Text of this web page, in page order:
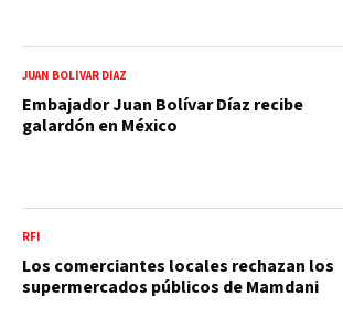
JUAN BOLÍVAR DÍAZ
Embajador Juan Bolívar Díaz recibe
galardón en México
RFI
Los comerciantes locales rechazan los
supermercados públicos de Mamdani